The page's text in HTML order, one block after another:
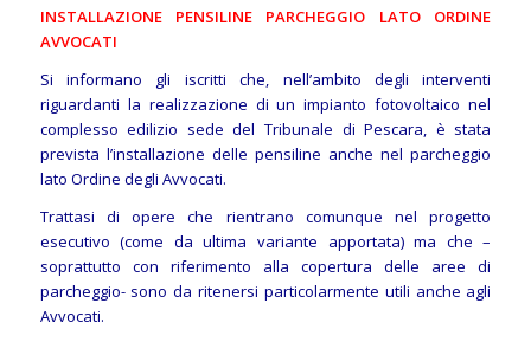
INSTALLAZIONE PENSILINE PARCHEGGIO LATO ORDINE
AVVOCATI
Si informano gli iscritti che, nell’ambito degli interventi
riguardanti la realizzazione di un impianto fotovoltaico nel
complesso edilizio sede del Tribunale di Pescara, è stata
prevista l’installazione delle pensiline anche nel parcheggio
lato Ordine degli Avvocati.
Trattasi di opere che rientrano comunque nel progetto
esecutivo (come da ultima variante apportata) ma che –
soprattutto con riferimento alla copertura delle aree di
parcheggio- sono da ritenersi particolarmente utili anche agli
Avvocati.